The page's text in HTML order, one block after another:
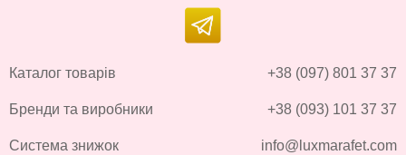
Каталог товарів
Бренди та виробники
Система знижок
+38 (097) 801 37 37
+38 (093) 101 37 37
info@luxmarafet.com